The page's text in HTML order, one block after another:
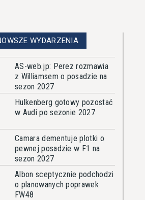
WYDARZENIA
AS-web.jp: Perez rozmawia
z Williamsem o posadzie na
sezon 2027
Hulkenberg gotowy pozostać
w Audi po sezonie 2027
Camara dementuje plotki o
pewnej posadzie w F1 na
sezon 2027
Albon sceptycznie podchodzi
o planowanych poprawek
FW48